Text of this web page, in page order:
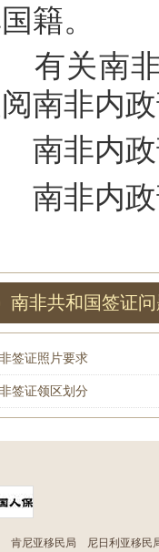
籍。
关南非
南非内
非内政
非内政
南非共和国签证
签证照片要求
签证领区划分
肯尼亚移民局 尼日利亚移民